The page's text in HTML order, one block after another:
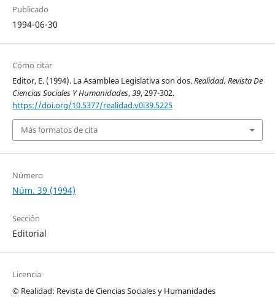
Publicado
1994-06-30
Cómo citar
Editor, E. (1994). La Asamblea Legislativa son dos.Realidad, Revista De
Ciencias Sociales Y Humanidades,39, 297-302.
https://doi.org/10.5377/realidad.v0i39.5225
Más formatos de cita
Número
Núm. 39 (1994)
Sección
Editorial
Licencia
© Realidad: Revista de Ciencias Sociales y Humanidades